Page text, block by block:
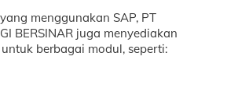
menggunakan SAP, PT
BERSINAR juga menyediakan
berbagai modul, seperti: